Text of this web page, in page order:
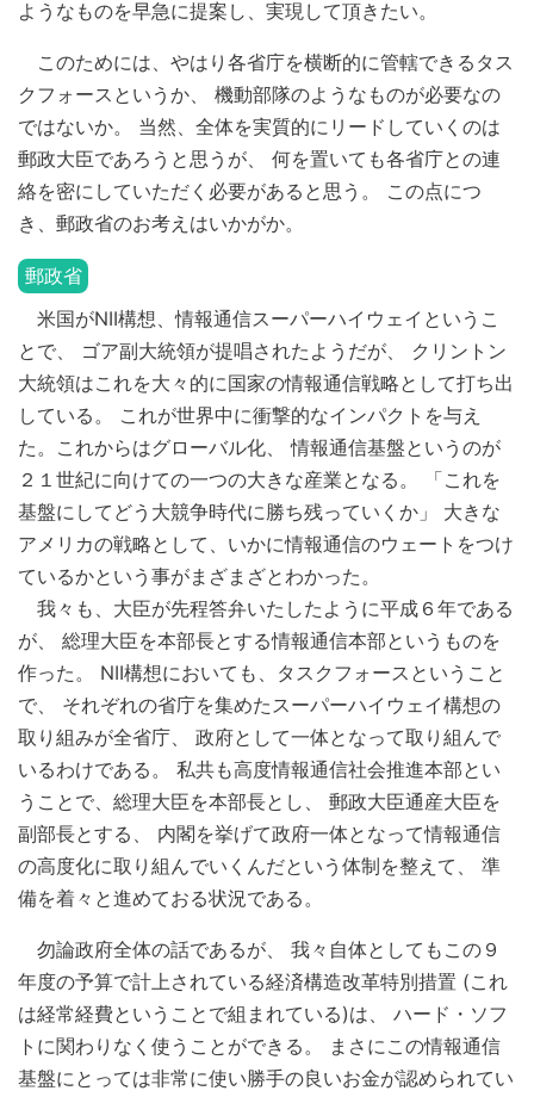
ようなものを早急に提案し、実現して頂きたい。
このためには、やはり各省庁を横断的に管轄できるタス
クフォースというか、 機動部隊のようなものが必要なの
ではないか。 当然、全体を実質的にリードしていくのは
郵政大臣であろうと思うが、 何を置いても各省庁との連
絡を密にしていただく必要があると思う。 この点につ
き、郵政省のお考えはいかがか。
郵政省
米国がNII構想、情報通信スーパーハイウェイというこ
とで、 ゴア副大統領が提唱されたようだが、 クリントン
大統領はこれを大々的に国家の情報通信戦略として打ち出
している。 これが世界中に衝撃的なインパクトを与え
た。これからはグローバル化、 情報通信基盤というのが
２１世紀に向けての一つの大きな産業となる。 「これを
基盤にしてどう大競争時代に勝ち残っていくか」 大きな
アメリカの戦略として、いかに情報通信のウェートをつけ
ているかという事がまざまざとわかった。
我々も、大臣が先程答弁いたしたように平成６年である
が、 総理大臣を本部長とする情報通信本部というものを
作った。 NII構想においても、タスクフォースということ
で、 それぞれの省庁を集めたスーパーハイウェイ構想の
取り組みが全省庁、 政府として一体となって取り組んで
いるわけである。 私共も高度情報通信社会推進本部とい
うことで、総理大臣を本部長とし、 郵政大臣通産大臣を
副部長とする、 内閣を挙げて政府一体となって情報通信
の高度化に取り組んでいくんだという体制を整えて、 準
備を着々と進めておる状況である。
勿論政府全体の話であるが、 我々自体としてもこの９
年度の予算で計上されている経済構造改革特別措置 (これ
は経常経費ということで組まれている)は、 ハード・ソフ
トに関わりなく使うことができる。 まさにこの情報通信
基盤にとっては非常に使い勝手の良いお金が認められてい